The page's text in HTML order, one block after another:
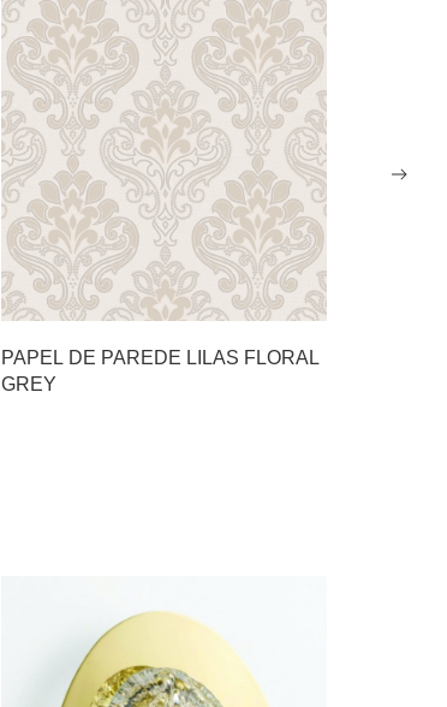
PAPEL DE PAREDE LILAS FLORAL
GREY